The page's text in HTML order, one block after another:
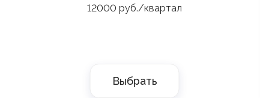
12000 руб./квартал
Выбрать